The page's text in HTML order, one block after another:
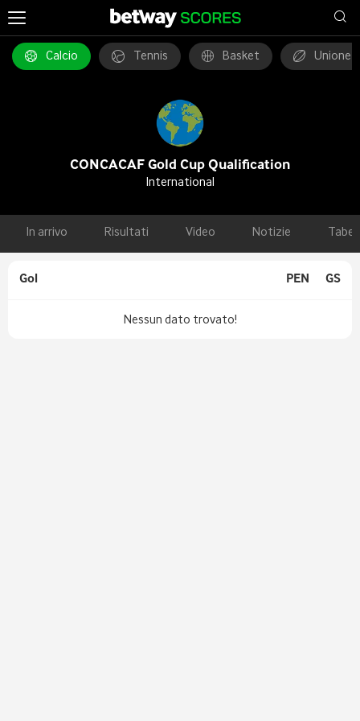
Calcio Tennis Basket Unione
CONCACAF Gold Cup Qualification
International
In arrivo Risultati Video Notizie
Gol PEN GS
Nessun dato trovato!